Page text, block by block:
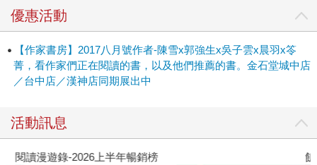
優惠活動
【作家書房】2017八月號作者-陳雪x郭強生x吳子雲x晨羽x笭
菁，看作家們正在閱讀的書，以及他們推薦的書。金石堂城中店
／台中店／漢神店同期展出中
活動訊息
閱讀漫遊錄-2026上半年暢銷榜